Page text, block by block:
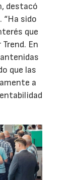
destacó
“Ha sido
que
En
que las
a